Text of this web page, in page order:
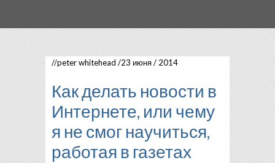
//peter whitehead /23 июня / 2014
Как делать новости в
Интернете, или чему
я не смог научиться,
работая в газетах